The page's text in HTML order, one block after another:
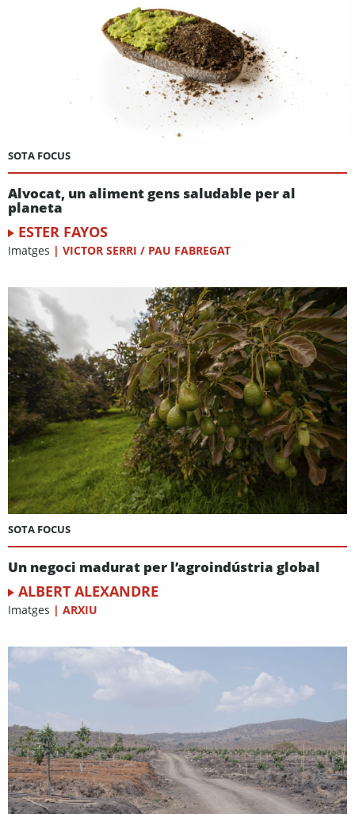
SOTA FOCUS
Alvocat, un aliment gens saludable per al
planeta
ESTER FAYOS
Imatges | VICTOR SERRI / PAU FABREGAT
SOTA FOCUS
Un negoci madurat per l’agroindústria global
ALBERT ALEXANDRE
Imatges | ARXIU